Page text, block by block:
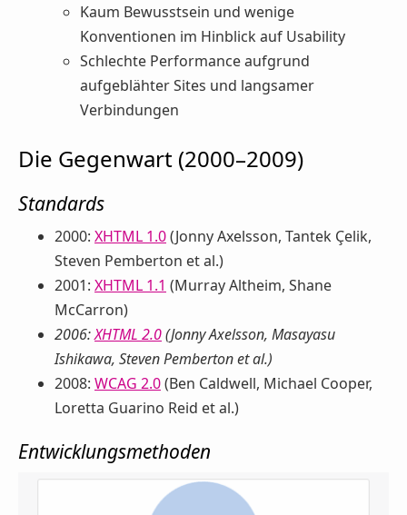
Kaum Bewusstsein und wenige
Konventionen im Hinblick auf Usability
Schlechte Performance aufgrund
aufgeblähter Sites und langsamer
Verbindungen
Die Gegenwart (2000–2009)
Standards
2000: XHTML 1.0(Jonny Axelsson, Tantek Çelik,
Steven Pemberton et al.)
2001: XHTML 1.1 (Murray Altheim, Shane
McCarron)
2006:XHTML 2.0(Jonny Axelsson, Masayasu
Ishikawa, Steven Pemberton et al.)
2008: WCAG 2.0(Ben Caldwell, Michael Cooper,
Loretta Guarino Reid et al.)
Entwicklungsmethoden